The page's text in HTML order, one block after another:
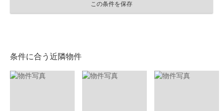
この条件を保存
条件に合う近隣物件